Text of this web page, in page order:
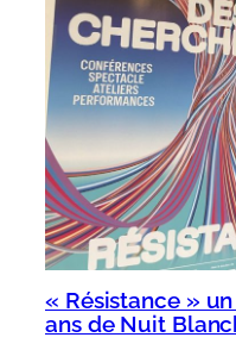
« Résistance »
ans de Nuit